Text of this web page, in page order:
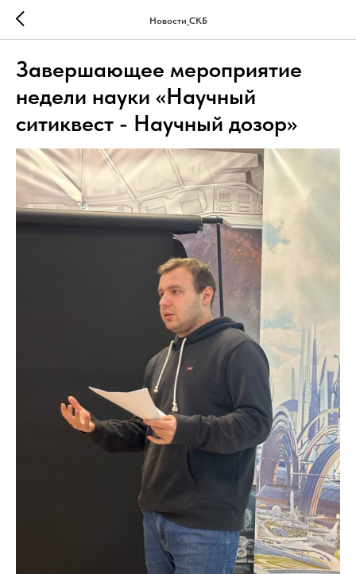
Новости_СКБ
Завершающее мероприятие
недели науки «Научный
ситиквест - Научный дозор»